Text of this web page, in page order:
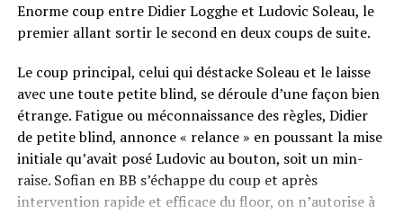
Enorme coup entre Didier Logghe et Ludovic Soleau, le
premier allant sortir le second en deux coups de suite.
Le coup principal, celui qui déstacke Soleau et le laisse
avec une toute petite blind, se déroule d’une façon bien
étrange. Fatigue ou méconnaissance des règles, Didier
de petite blind, annonce « relance » en poussant la mise
initiale qu’avait posé Ludovic au bouton, soit un min-
raise. Sofian en BB s’échappe du coup et après
intervention rapide et efficace du floor, on n’autorise à